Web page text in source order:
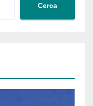
Cerca